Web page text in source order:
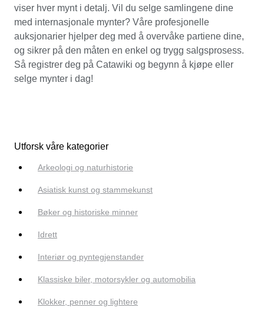
viser hver mynt i detalj. Vil du selge samlingene dine
med internasjonale mynter? Våre profesjonelle
auksjonarier hjelper deg med å overvåke partiene dine,
og sikrer på den måten en enkel og trygg salgsprosess.
Så registrer deg på Catawiki og begynn å kjøpe eller
selge mynter i dag!
Utforsk våre kategorier
Arkeologi og naturhistorie
Asiatisk kunst og stammekunst
Bøker og historiske minner
Idrett
Interiør og pyntegjenstander
Klassiske biler, motorsykler og automobilia
Klokker, penner og lightere